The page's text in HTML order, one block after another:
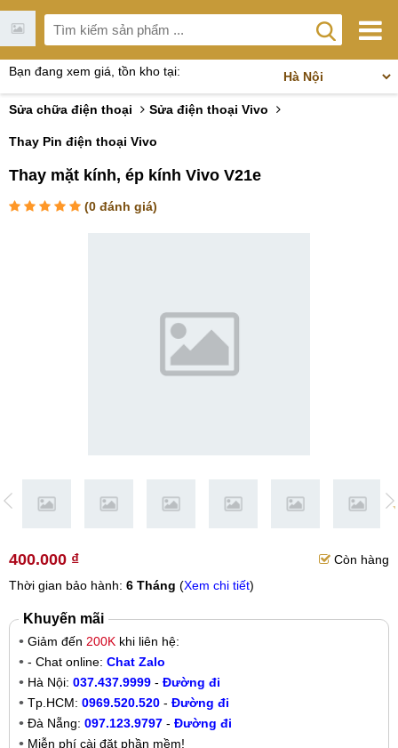
Bạn đang xem giá, tồn kho tại:
Sửa chữa điện thoại Sửa điện thoại Vivo
Thay Pin điện thoại Vivo
Thay mặt kính, ép kính Vivo V21e
(0 đánh giá)
400.000 ₫
Còn hàng
Thời gian bảo hành: 6 Tháng (Xem chi tiết)
Khuyến mãi
Giảm đến 200K khi liên hệ:
- Chat online: Chat Zalo
Hà Nội: 037.437.9999 - Đường đi
Tp.HCM: 0969.520.520 - Đường đi
Đà Nẵng: 097.123.9797 - Đường đi
Miễn phí cài đặt phần mềm!